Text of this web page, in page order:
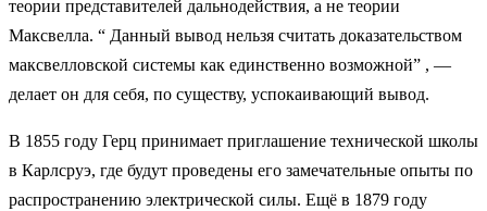
теории представителей дальнодействия, а не теории
Максвелла. “ Данный вывод нельзя считать доказательством
максвелловской системы как единственно возможной” , —
делает он для себя, по существу, успокаивающий вывод.
В 1855 году Герц принимает приглашение технической школы
в Карлсруэ, где будут проведены его замечательные опыты по
распространению электрической силы. Ещё в 1879 году